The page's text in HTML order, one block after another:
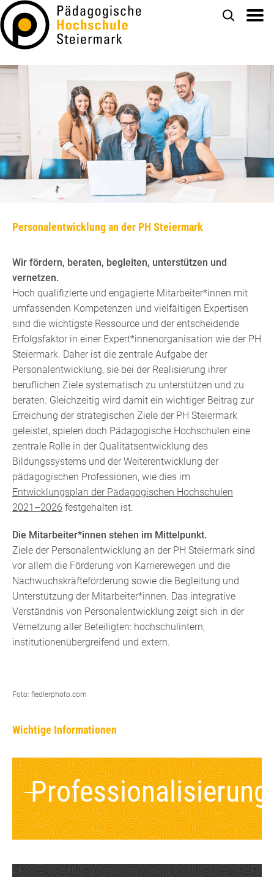
Personalentwicklung an der PH Steiermark
Wir fördern, beraten, begleiten, unterstützen und
vernetzen.
Hoch qualifizierte und engagierte Mitarbeiter*innen mit
umfassenden Kompetenzen und vielfältigen Expertisen
sind die wichtigste Ressource und der entscheidende
Erfolgsfaktor in einer Expert*innenorganisation wie der PH
Steiermark. Daher ist die zentrale Aufgabe der
Personalentwicklung, sie bei der Realisierung ihrer
beruflichen Ziele systematisch zu unterstützen und zu
beraten. Gleichzeitig wird damit ein wichtiger Beitrag zur
Erreichung der strategischen Ziele der PH Steiermark
geleistet, spielen doch Pädagogische Hochschulen eine
zentrale Rolle in der Qualitätsentwicklung des
Bildungssystems und der Weiterentwicklung der
pädagogischen Professionen, wie dies im
Entwicklungsplan der Pädagogischen Hochschulen
2021–2026 festgehalten ist.
Die Mitarbeiter*innen stehen im Mittelpunkt.
Ziele der Personalentwicklung an der PH Steiermark sind
vor allem die Förderung von Karrierewegen und die
Nachwuchskräfteförderung sowie die Begleitung und
Unterstützung der Mitarbeiter*innen. Das integrative
Verständnis von Personalentwicklung zeigt sich in der
Vernetzung aller Beteiligten: hochschulintern,
institutionenübergreifend und extern.
Foto: fiedlerphoto.com
Wichtige Informationen
Professionalisierung